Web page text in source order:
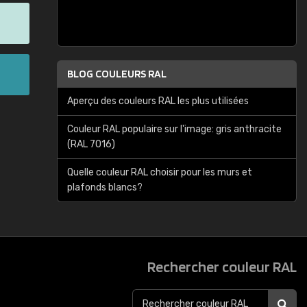
BLOG COULEURS RAL
Aperçu des couleurs RAL les plus utilisées
Couleur RAL populaire sur l'image: gris anthracite
(RAL 7016)
Quelle couleur RAL choisir pour les murs et
plafonds blancs?
Rechercher couleur RAL